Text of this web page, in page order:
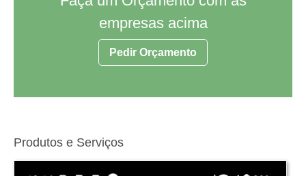
empresas acima
Pedir Orçamento
Produtos e Serviços